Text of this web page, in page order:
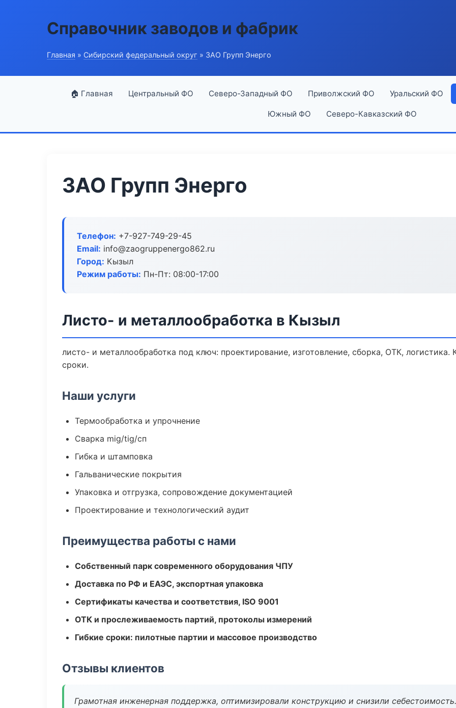
Справочник заводов и фабрик
Главная » Сибирский федеральный округ » ЗАО Групп Энерго
🏠 Главная Центральный ФО Северо-Западный ФО Приволжский ФО Уральский ФО
Южный ФО Северо-Кавказский ФО
ЗАО Групп Энерго
Телефон: +7-927-749-29-45
Email: info@zaogruppenergo862.ru
Город: Кызыл
Режим работы: Пн-Пт: 08:00-17:00
Листо- и металлообработка в Кызыл
листо- и металлообработка под ключ: проектирование, изготовление, сборка, ОТК,
сроки.
Наши услуги
Термообработка и упрочнение
Сварка mig/tig/сп
Гибка и штамповка
Гальванические покрытия
Упаковка и отгрузка, сопровождение документацией
Проектирование и технологический аудит
Преимущества работы с нами
Собственный парк современного оборудования ЧПУ
Доставка по РФ и ЕАЭС, экспортная упаковка
Сертификаты качества и соответствия, ISO 9001
ОТК и прослеживаемость партий, протоколы измерений
Гибкие сроки: пилотные партии и массовое производство
Отзывы клиентов
Грамотная инженерная поддержка, оптимизировали конструкцию и снизили себестоимость.